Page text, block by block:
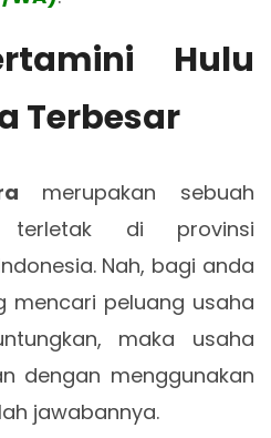
Hulu
Terbesar
merupakan sebuah
terletak di provinsi
Nah, bagi anda
mencari peluang usaha
maka usaha
dengan menggunakan
jawabannya.